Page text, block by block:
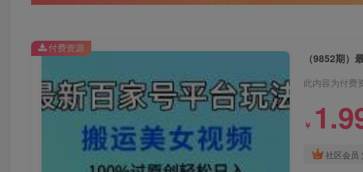
此内容为付费
￥
社区会员
付费资源